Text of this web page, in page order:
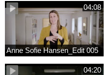
04:08
Anne Sofie Hansen_Edit 005
04:20